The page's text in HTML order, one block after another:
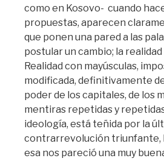
como en Kosovo- cuando
propuestas, aparecen
que ponen una pared a las
postular un cambio; la
Realidad con mayúsculas,
modificada, definitivamente
poder de los capitales, de los
mentiras repetidas y
ideología, está teñida por la
contrarrevolución triunfante,
esa nos pareció una muy